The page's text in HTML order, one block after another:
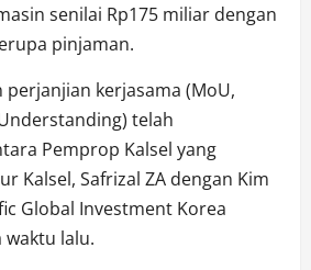
senilai Rp175 miliar dengan
pinjaman.
perjanjian kerjasama (MoU,
telah
Pemprop Kalsel yang
Kalsel, Safrizal ZA dengan Kim
Global Investment Korea
waktu lalu.